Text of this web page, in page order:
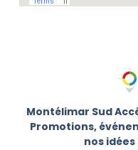
Montélimar Sud
Promotions,
nos